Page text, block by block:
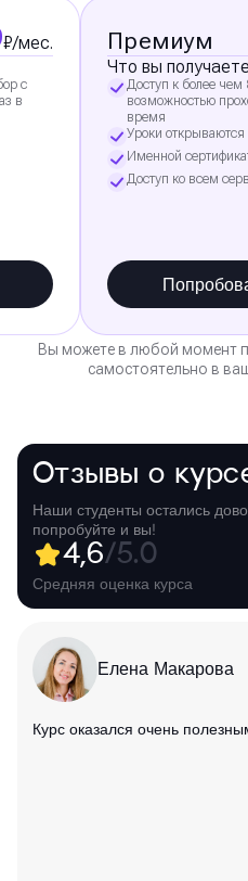
₽/мес.
с
в
Премиум
Что вы
Доступ к более чем
возможностью
время
Уроки
Именной
Доступ ко всем
Вы можете в любой момент
самостоятельно в
Отзывы о
Наши студенты остались
попробуйте и вы!
4,6/5.0
Средняя оценка курса
Елена Макарова
Курс оказался очень